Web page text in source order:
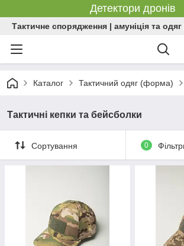
Детектори дронів
Тактичне спорядження | амуніція та
Каталог Тактичний одяг (форма)
Тактичні кепки та бейсболки
Сортування 0